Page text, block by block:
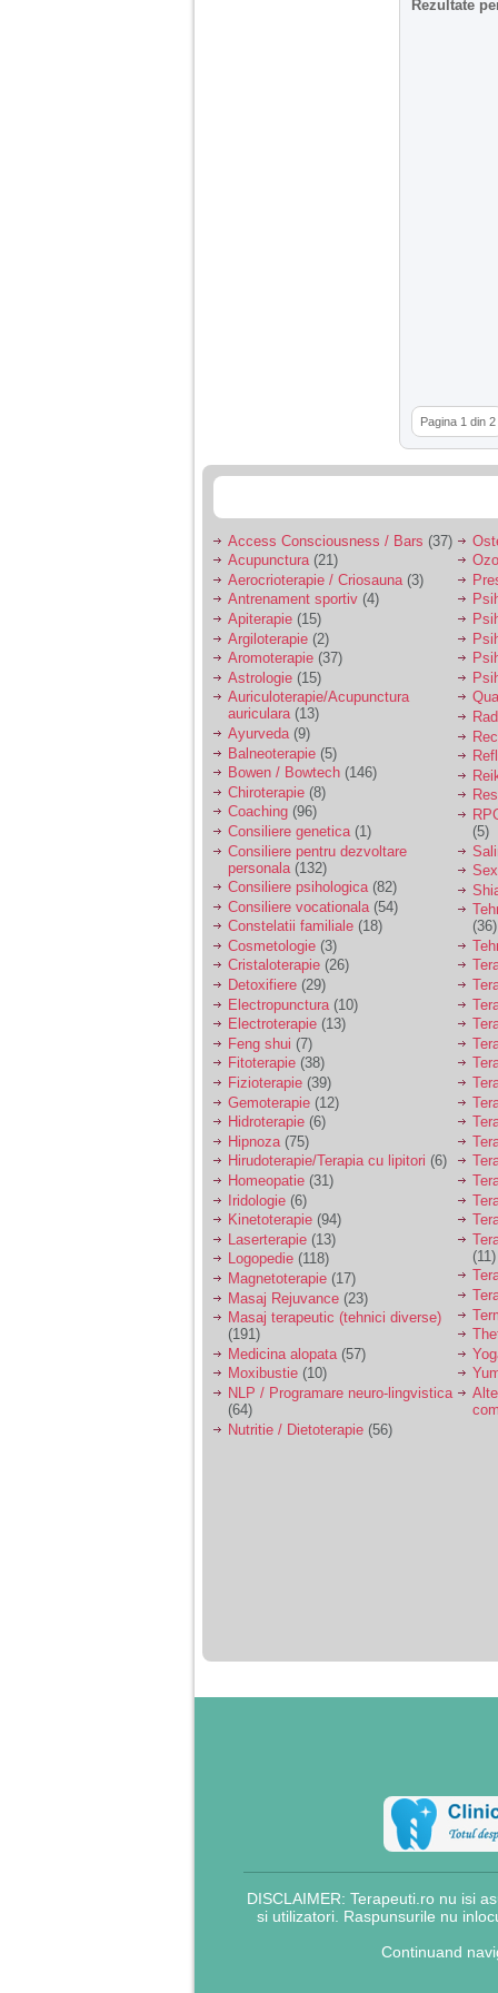
Rezultate
Pagina 1 din 2
Access Consciousness / Bars (37)
Acupunctura(21)
Aerocrioterapie / Criosauna (3)
Antrenament sportiv (4)
Apiterapie (15)
Argiloterapie (2)
Aromoterapie (37)
Astrologie (15)
Auriculoterapie/Acupunctura
auriculara(13)
Ayurveda (9)
Balneoterapie (5)
Bowen / Bowtech (146)
Chiroterapie (8)
Coaching (96)
Consiliere genetica (1)
Consiliere pentru dezvoltare
personala (132)
Consiliere psihologica(82)
Consiliere vocationala (54)
Constelatii familiale (18)
Cosmetologie (3)
Cristaloterapie (26)
Detoxifiere (29)
Electropunctura (10)
Electroterapie (13)
Feng shui (7)
Fitoterapie (38)
Fizioterapie (39)
Gemoterapie (12)
Hidroterapie (6)
Hipnoza (75)
Hirudoterapie/Terapia cu lipitori (6)
Homeopatie (31)
Iridologie (6)
Kinetoterapie (94)
Laserterapie (13)
Logopedie (118)
Magnetoterapie (17)
Masaj Rejuvance (23)
Masaj terapeutic (tehnici diverse)
(191)
Medicina alopata (57)
Moxibustie (10)
NLP / Programare neuro-lingvistica
(64)
Nutritie / Dietoterapie (56)
(5)
(36)
(11)
DISCLAIMER: Terapeuti.ro nu isi
si utilizatori. Raspunsurile nu
Continuand